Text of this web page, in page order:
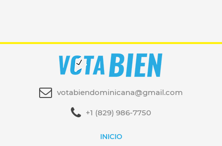
votabiendominicana@gmail.com
+1 (829) 986-7750
INICIO